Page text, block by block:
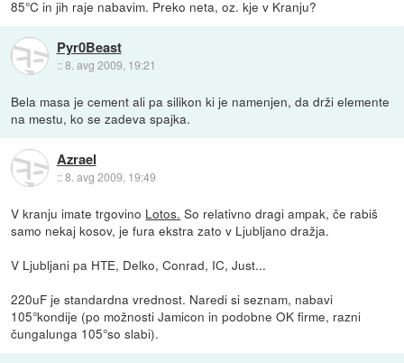
85°C in jih raje nabavim. Preko neta, oz. kje v Kranju?
Pyr0Beast
::8. avg 2009, 19:21
Bela masa je cement ali pa silikon ki je namenjen, da drži elemente
na mestu, ko se zadeva spajka.
Azrael
::8. avg 2009, 19:49
V kranju imate trgovino Lotos. So relativno dragi ampak, če rabiš
samo nekaj kosov, je fura ekstra zato v Ljubljano dražja.
V Ljubljani pa HTE, Delko, Conrad, IC, Just...
220uF je standardna vrednost. Naredi si seznam, nabavi
105°kondije (po možnosti Jamicon in podobne OK firme, razni
čungalunga 105°so slabi).